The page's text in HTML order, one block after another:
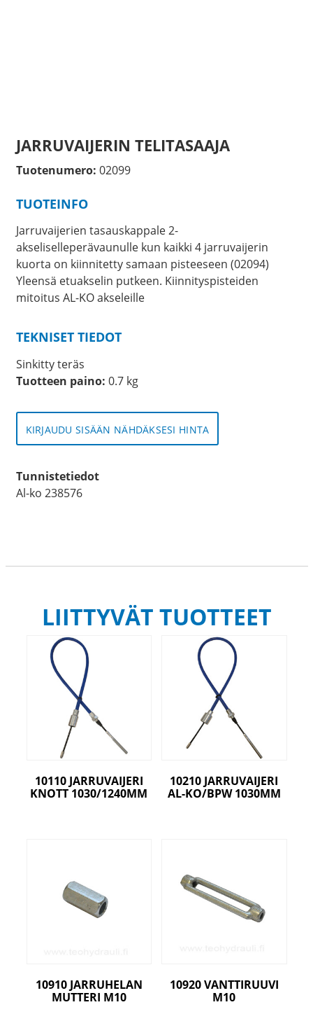
JARRUVAIJERIN TELITASAAJA
Tuotenumero: 02099
TUOTEINFO
Jarruvaijerien tasauskappale 2-
akseliselleperävaunulle kun kaikki 4 jarruvaijerin
kuorta on kiinnitetty samaan pisteeseen (02094)
Yleensä etuakselin putkeen. Kiinnityspisteiden
mitoitus AL-KO akseleille
TEKNISET TIEDOT
Sinkitty teräs
Tuotteen paino: 0.7 kg
KIRJAUDU SISÄÄN NÄHDÄKSESI HINTA
Tunnistetiedot
Al-ko 238576
LIITTYVÄT TUOTTEET
10110 JARRUVAIJERI
KNOTT 1030/1240MM
10210 JARRUVAIJERI
AL-KO/BPW 1030MM
10910 JARRUHELAN
MUTTERI M10
10920 VANTTIRUUVI
M10